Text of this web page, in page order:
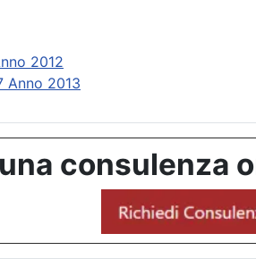
2012
Anno 2013
consulenza